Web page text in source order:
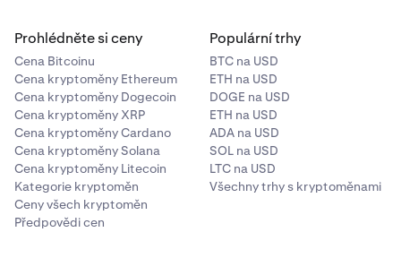
Prohlédněte si ceny
Cena Bitcoinu
Cena kryptoměny Ethereum
Cena kryptoměny Dogecoin
Cena kryptoměny XRP
Cena kryptoměny Cardano
Cena kryptoměny Solana
Cena kryptoměny Litecoin
Kategorie kryptoměn
Ceny všech kryptoměn
Předpovědi cen
Populární trhy
BTC na USD
ETH na USD
DOGE na USD
ETH na USD
ADA na USD
SOL na USD
LTC na USD
Všechny trhy s kryptoměnami